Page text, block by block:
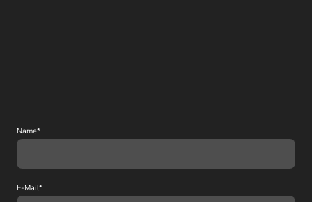
Name*
E-Mail*